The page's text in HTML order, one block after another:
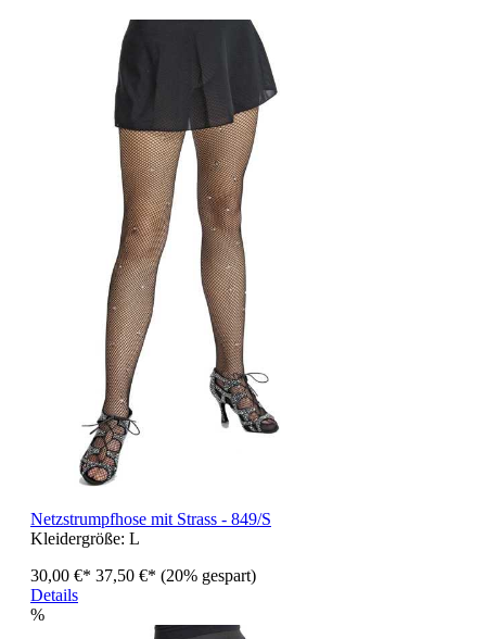
Netzstrumpfhose mit Strass - 849/S
Kleidergröße: L
30,00 €* 37,50 €* (20% gespart)
Details
%